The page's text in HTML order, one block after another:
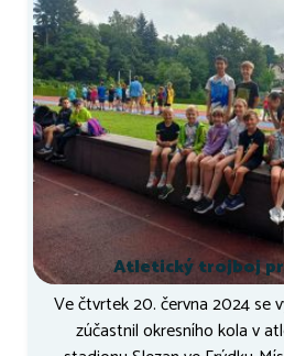
Atletický trojboj
Ve čtvrtek 20. června 2024 se
zúčastnil okresního kola v